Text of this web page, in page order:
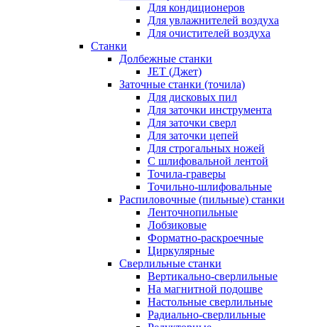
Для кондиционеров
Для увлажнителей воздуха
Для очистителей воздуха
Станки
Долбежные станки
JET (Джет)
Заточные станки (точила)
Для дисковых пил
Для заточки инструмента
Для заточки сверл
Для заточки цепей
Для строгальных ножей
С шлифовальной лентой
Точила-граверы
Точильно-шлифовальные
Распиловочные (пильные) станки
Ленточнопильные
Лобзиковые
Форматно-раскроечные
Циркулярные
Сверлильные станки
Вертикально-сверлильные
На магнитной подошве
Настольные сверлильные
Радиально-сверлильные